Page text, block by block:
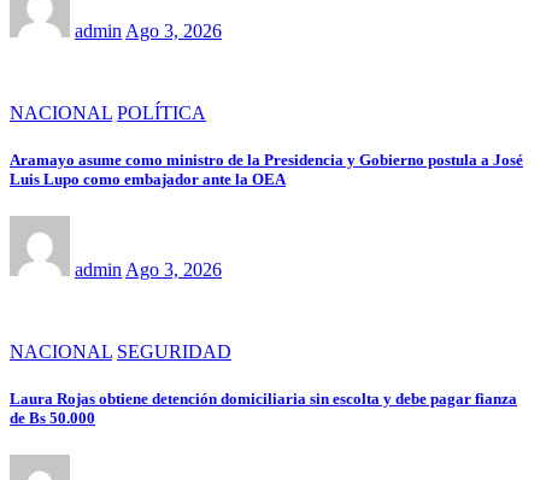
admin Ago 3, 2026
NACIONAL POLÍTICA
Aramayo asume como ministro de la Presidencia y Gobierno postula a José
Luis Lupo como embajador ante la OEA
admin Ago 3, 2026
NACIONAL SEGURIDAD
Laura Rojas obtiene detención domiciliaria sin escolta y debe pagar fianza
de Bs 50.000